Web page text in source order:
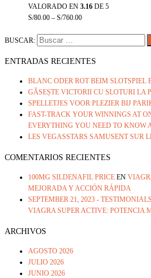
VALORADO EN 3.16 DE 5
S/80.00 – S/760.00
BUSCAR:
ENTRADAS RECIENTES
BLANC ODER ROT BEIM SLOTSPIEL
GĂSEȘTE VICTORII CU SLOTURI LA
SPELLETJES VOOR PLEZIER BIJ
FAST-TRACK YOUR WINNINGS AT
EVERYTHING YOU NEED TO KNOW
LES VEGASSTARS SAMUSENT SUR
COMENTARIOS RECIENTES
100MG SILDENAFIL PRICE EN
MEJORADA Y ACCIÓN RÁPIDA
SEPTEMBER 21, 2023 -
VIAGRA SUPER ACTIVE: POTENCIA
ARCHIVOS
AGOSTO 2026
JULIO 2026
JUNIO 2026